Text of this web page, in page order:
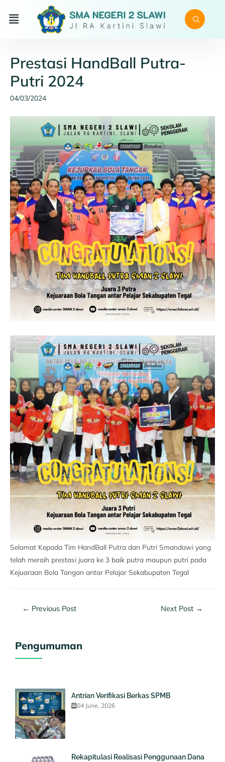
Prestasi HandBall Putra-
Putri 2024
04/03/2024
Selamat Kepada Tim HandBall Putra dan Putri Smandawi yang
telah meraih prestasi juara ke 3 baik putra maupun putri pada
Kejuaraan Bola Tangan antar Pelajar Sekabupaten Tegal
← Previous Post Next Post →
Pengumuman
Antrian Verifikasi Berkas SPMB
04 June, 2026
Rekapitulasi Realisasi Penggunaan Dana